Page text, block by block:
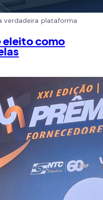
verdadeira plataforma
eleito como